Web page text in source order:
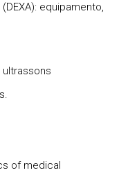
equipamento,
of medical